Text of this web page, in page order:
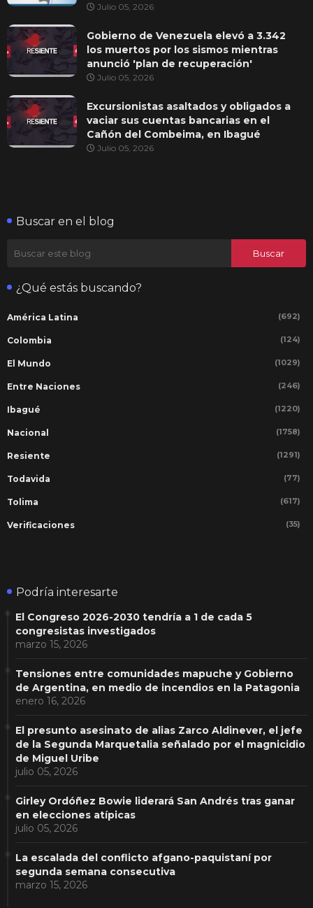
Julio 05, 2026
Gobierno de Venezuela elevó a 3.342
los muertos por los sismos mientras
anunció 'plan de recuperación'
Julio 05, 2026
Excursionistas asaltados y obligados a
vaciar sus cuentas bancarias en el
Cañón del Combeima, en Ibagué
Julio 05, 2026
Buscar en el blog
¿Qué estás buscando?
América Latina (692)
Colombia (124)
El Mundo (1029)
Entre Naciones (246)
Ibagué (1220)
Nacional (1758)
Resiente (1291)
Todavida (77)
Tolima (617)
Verificaciones (35)
Podría interesarte
El Congreso 2026-2030 tendría a 1 de cada 5
congresistas investigados
marzo 15, 2026
Tensiones entre comunidades mapuche y Gobierno
de Argentina, en medio de incendios en la Patagonia
enero 16, 2026
El presunto asesinato de alias Zarco Aldinever, el jefe
de la Segunda Marquetalia señalado por el magnicidio
de Miguel Uribe
julio 05, 2026
Girley Ordóñez Bowie liderará San Andrés tras ganar
en elecciones atípicas
julio 05, 2026
La escalada del conflicto afgano-paquistaní por
segunda semana consecutiva
marzo 15, 2026